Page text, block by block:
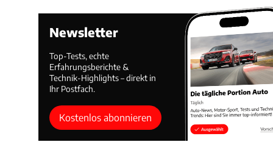
Newsletter
Top-Tests, echte
Erfahrungsberichte &
Technik-Highlights – direkt in
Ihr Postfach.
Kostenlos abonnieren